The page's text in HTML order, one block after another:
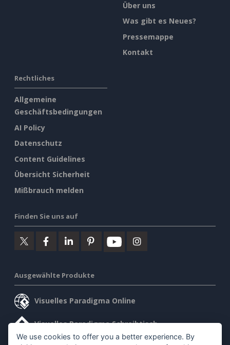
Über uns
Was gibt es Neues?
Pressemappe
Kontakt
Rechtliches
Allgemeine
Geschäftsbedingungen
AI Policy
Datenschutz
Content Guidelines
Übersicht Sicherheit
Mißbrauch melden
Finden Sie uns auf
Ausgewählte Produkte
Visuelles Paradigma Online
Visuelles Paradigma Schreibtisch
We use cookies to offer you a better experience. By